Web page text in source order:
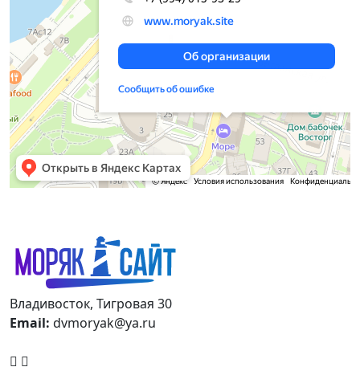
Владивосток, Тигровая 30
Email: dvmoryak@ya.ru